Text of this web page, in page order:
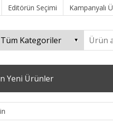
Editörün Seçimi Kampanyalı
Yeni Ürünler